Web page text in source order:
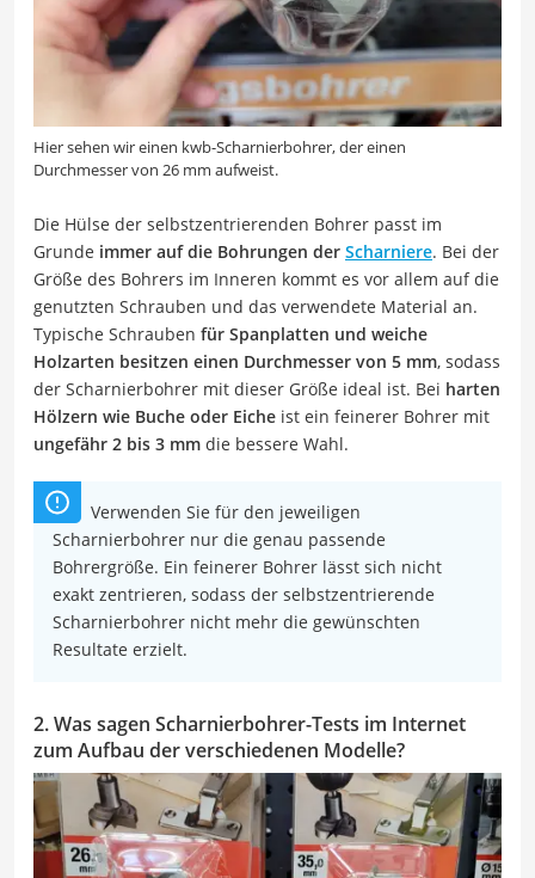
Hier sehen wir einen kwb-Scharnierbohrer, der einen
Durchmesser von 26 mm aufweist.
Die Hülse der selbstzentrierenden Bohrer passt im
Grunde immer auf die Bohrungen der Scharniere. Bei der
Größe des Bohrers im Inneren kommt es vor allem auf die
genutzten Schrauben und das verwendete Material an.
Typische Schrauben für Spanplatten und weiche
Holzarten besitzen einen Durchmesser von 5 mm, sodass
der Scharnierbohrer mit dieser Größe ideal ist. Bei harten
Hölzern wie Buche oder Eiche ist ein feinerer Bohrer mit
ungefähr 2 bis 3 mm die bessere Wahl.
Verwenden Sie für den jeweiligen
Scharnierbohrer nur die genau passende
Bohrergröße. Ein feinerer Bohrer lässt sich nicht
exakt zentrieren, sodass der selbstzentrierende
Scharnierbohrer nicht mehr die gewünschten
Resultate erzielt.
2. Was sagen Scharnierbohrer-Tests im Internet
zum Aufbau der verschiedenen Modelle?